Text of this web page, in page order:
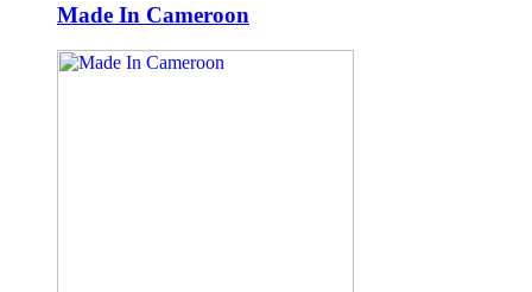
Made In Cameroon